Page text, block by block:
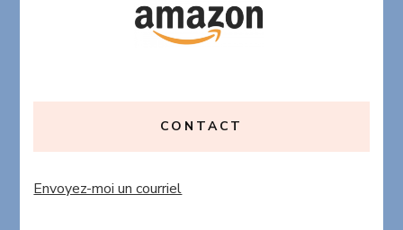
CONTACT
Envoyez-moi un courriel